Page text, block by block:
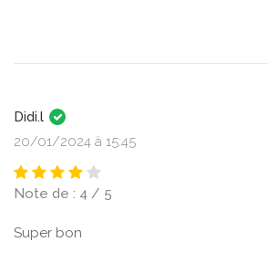
Didi.l
20/01/2024 à 15:45
Note de : 4 / 5
Super bon